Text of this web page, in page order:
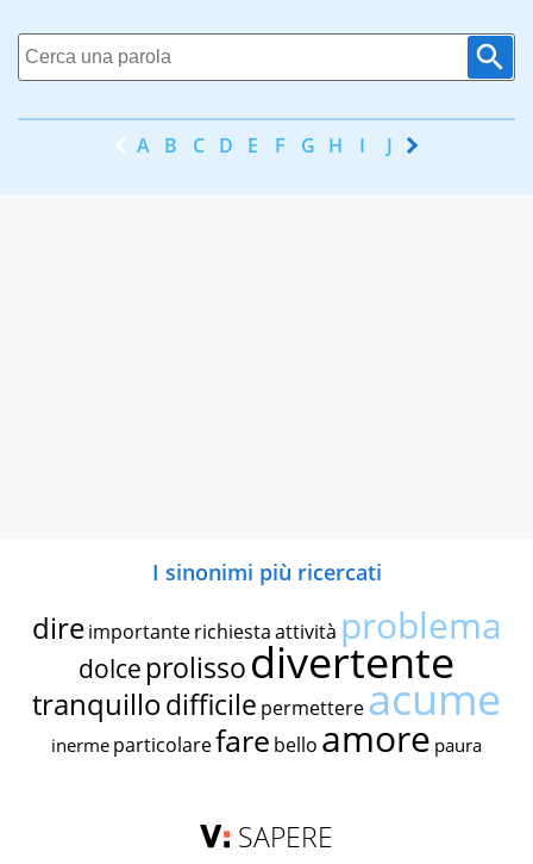
A B C D E F G H I J K
I sinonimi più ricercati
dire importante richiestaattività problema
dolce prolissodivertente
tranquillodifficile permettereacume
inerme particolarefare bello amore paura
SAPERE